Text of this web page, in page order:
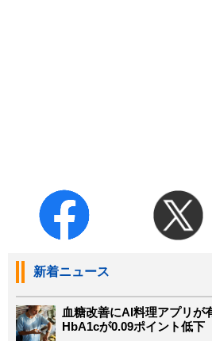
新着ニュース
血糖改善にAI料理アプリ
HbA1cが0.09ポイント低下